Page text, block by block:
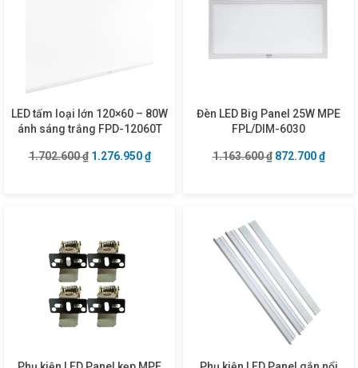
LED tấm loại lớn 120×60 – 80W
ánh sáng trắng FPD-12060T
1.702.600₫ Giá gốc là: 1.702.600 ₫.
1.276.950₫Giá hiện tại là: 1.276.950 ₫.
Đèn LED Big Panel 25W MPE
FPL/DIM-6030
1.163.600₫ Giá gốc là:
872.700₫Giá